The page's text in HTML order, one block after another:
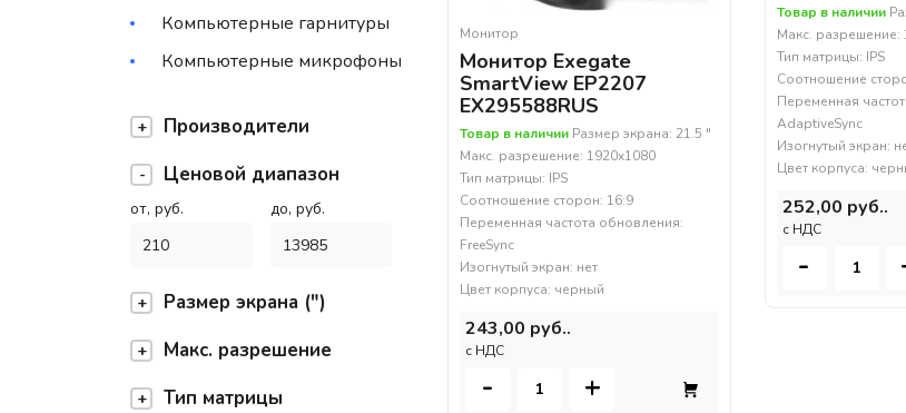
Компьютерные гарнитуры
Компьютерные микрофоны
Производители
Ценовой диапазон
от, руб. до, руб.
Размер экрана (")
Макс. разрешение
Тип матрицы
Монитор
Монитор Exegate
SmartView EP2207
EX295588RUS
Товар в наличии Размер экрана: 21.5 "
Макс. разрешение: 1920x1080
Тип матрицы: IPS
Соотношение сторон: 16:9
Переменная частота обновления:
FreeSync
Изогнутый экран: нет
Цвет корпуса: черный
243,00 руб..
c НДС
- +
Товар в наличии
Макс. разрешение:
Тип матрицы: IPS
Соотношение
Переменная
AdaptiveSync
Изогнутый экран:
Цвет корпуса:
252,00 руб..
c НДС
-